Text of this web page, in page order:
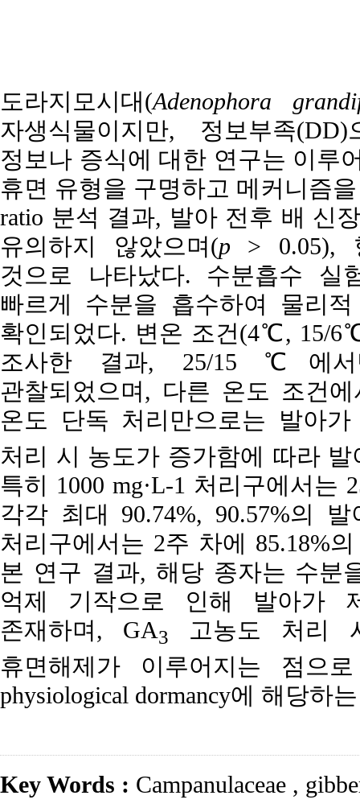
도라지모시대(Adenophora
자생식물이지만, 정보부족
정보나 증식에 대한 연구는 이루
휴면 유형을 구명하고 메커니즘
ratio 분석 결과, 발아 전후 배 신
유의하지 않았으며(p > 0.05),
것으로 나타났다. 수분흡수
빠르게 수분을 흡수하여 물리
확인되었다. 변온 조건(4℃, 15/
조사한 결과, 25/15 ℃에서
관찰되었으며, 다른 온도 조건
온도 단독 처리만으로는 발아
처리 시 농도가 증가함에 따라
특히 1000 mg·L-1 처리구에서
각각 최대 90.74%, 90.57%의
처리구에서는 2주 차에 85.18%
본 연구 결과, 해당 종자는 수분
억제 기작으로 인해 발아가
존재하며, GA3
고농도 처리
휴면해제가 이루어지는 점으
physiological dormancy에 해당하
Key Words : Campanulaceae ,